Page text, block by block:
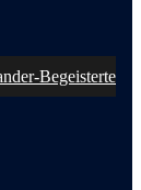
Begeisterte